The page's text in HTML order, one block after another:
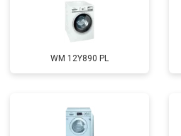
WM 12Y890 PL